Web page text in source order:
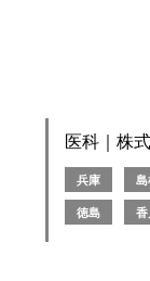
医科｜株
兵庫
徳島
香